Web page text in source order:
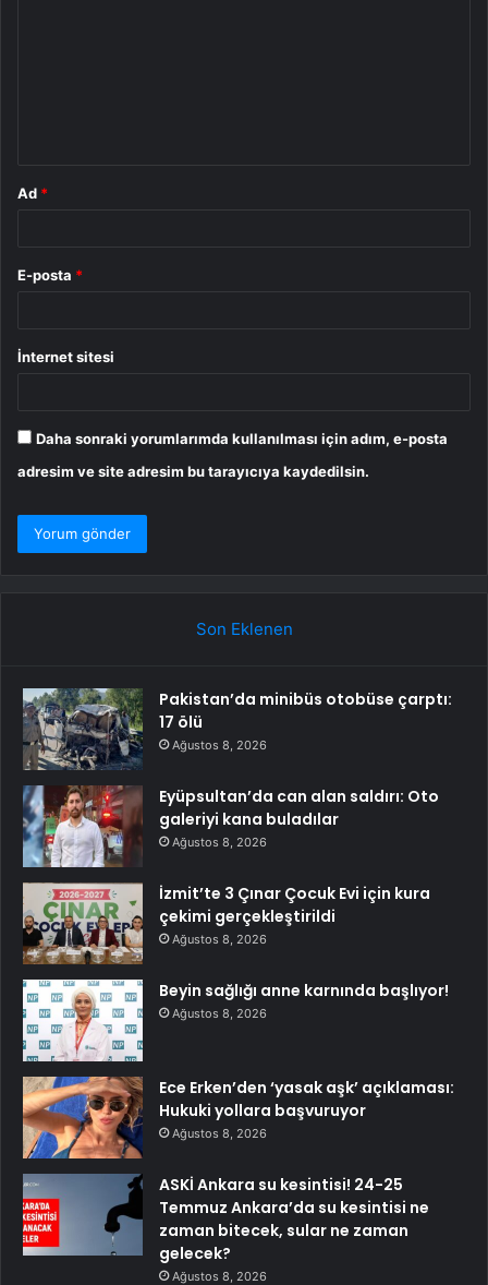
Ad *
E-posta *
İnternet sitesi
Daha sonraki yorumlarımda kullanılması için adım, e-posta
adresim ve site adresim bu tarayıcıya kaydedilsin.
Son Eklenen
Pakistan’da minibüs otobüse çarptı:
17 ölü
Ağustos 8, 2026
Eyüpsultan’da can alan saldırı: Oto
galeriyi kana buladılar
Ağustos 8, 2026
İzmit’te 3 Çınar Çocuk Evi için kura
çekimi gerçekleştirildi
Ağustos 8, 2026
Beyin sağlığı anne karnında başlıyor!
Ağustos 8, 2026
Ece Erken’den ‘yasak aşk’ açıklaması:
Hukuki yollara başvuruyor
Ağustos 8, 2026
ASKİ Ankara su kesintisi! 24-25
Temmuz Ankara’da su kesintisi ne
zaman bitecek, sular ne zaman
gelecek?
Ağustos 8, 2026